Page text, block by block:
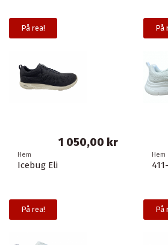
På
Hem
På rea!
Hem
Icebug Eli
1 050,00 kr
På
På rea!